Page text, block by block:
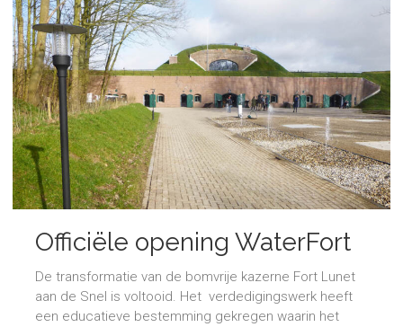
Officiële opening WaterFort
De transformatie van de bomvrije kazerne Fort Lunet
aan de Snel is voltooid. Het verdedigingswerk heeft
een educatieve bestemming gekregen waarin het